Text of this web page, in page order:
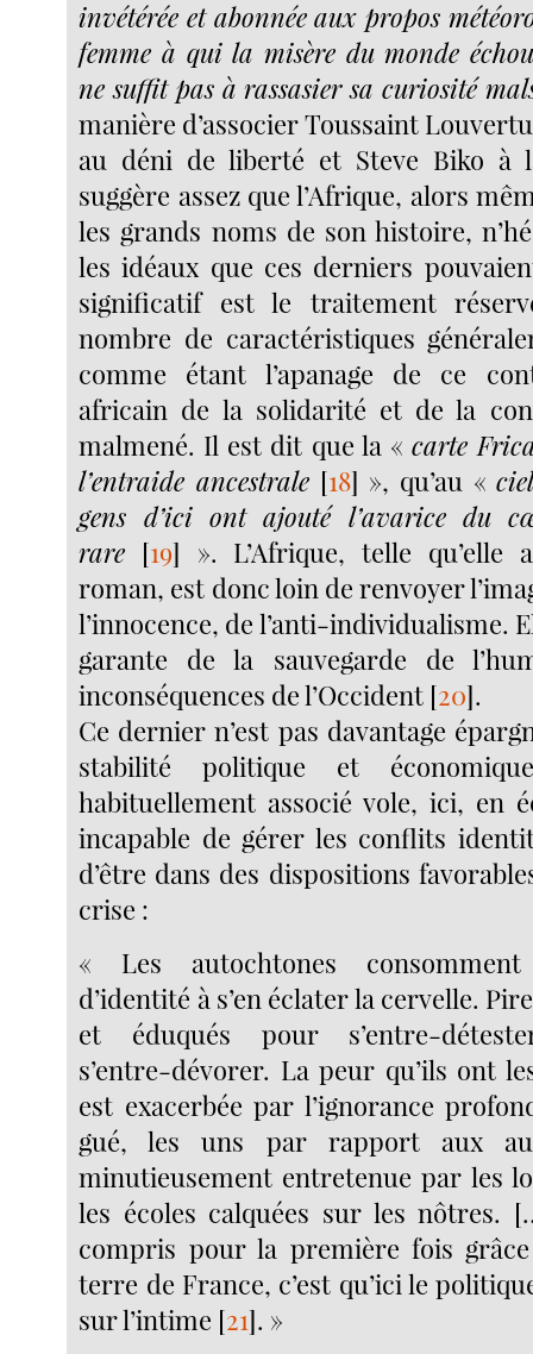
invétérée et abonnée aux propos
femme à qui la misère du monde
ne suffit pas à rassasier sa curiosité
manière d’associer Toussaint
au déni de liberté et Steve Biko à
suggère assez que l’Afrique, alors
les grands noms de son histoire,
les idéaux que ces derniers
significatif est le traitement
nombre de caractéristiques
comme étant l’apanage de ce
africain de la solidarité et de la
malmené. Il est dit que la « carte
l’entraide ancestrale[18] », qu’au «
gens d’ici ont ajouté l’avarice du
rare [19] ». L’Afrique, telle qu’elle
roman, est donc loin de renvoyer
l’innocence, de l’anti-individualisme.
garante de la sauvegarde de
inconséquences de l’Occident [20].
Ce dernier n’est pas davantage
stabilité politique et
habituellement associé vole, ici, en
incapable de gérer les conflits
d’être dans des dispositions
crise :
« Les autochtones
d’identité à s’en éclater la cervelle.
et éduqués pour s’entre-
s’entre-dévorer. La peur qu’ils ont
est exacerbée par l’ignorance
gué, les uns par rapport aux
minutieusement entretenue par les
les écoles calquées sur les nôtres.
compris pour la première fois
terre de France, c’est qu’ici le
sur l’intime [21]. »